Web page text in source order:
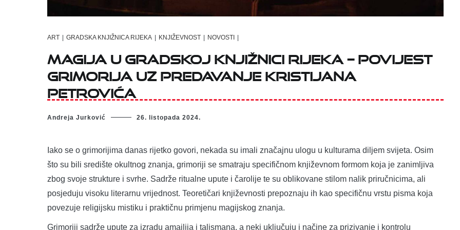
ART GRADSKA KNJIŽNICA RIJEKA KNJIŽEVNOST NOVOSTI
Magija u Gradskoj knjižnici Rijeka – povijest
grimorija uz predavanje Kristijana
Petrovića
Andreja Jurković 26. listopada 2024.
Iako se o grimorijima danas rijetko govori, nekada su imali značajnu ulogu u kulturama diljem svijeta. Osim
što su bili središte okultnog znanja, grimoriji se smatraju specifičnom književnom formom koja je zanimljiva
zbog svoje strukture i svrhe. Sadrže ritualne upute i čarolije te su oblikovane stilom nalik priručnicima, ali
posjeduju visoku literarnu vrijednost. Teoretičari književnosti prepoznaju ih kao specifičnu vrstu pisma koja
povezuje religijsku mistiku i praktičnu primjenu magijskog znanja.
Grimoriji sadrže upute za izradu amajlija i talismana, a neki uključuju i načine za prizivanje i kontrolu